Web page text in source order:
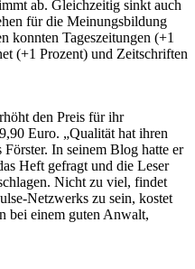
ab. Gleichzeitig sinkt auch
für die Meinungsbildung
konnten Tageszeitungen (+1
(+1 Prozent) und Zeit­schriften
den Preis für ihr
Euro. „Qualität hat ihren
In seinem Blog hatte er
Heft gefragt und die Leser
Nicht zu viel, findet
Netzwerks zu sein, kostet
bei einem guten Anwalt,